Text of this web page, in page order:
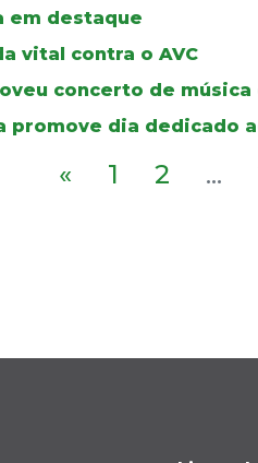
em destaque
vital contra o AVC
concerto de
promove dia dedicado
« 1 2 ...